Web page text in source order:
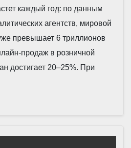
каждый год: по данным
агентств, мировой
превышает 6 триллионов
продаж в розничной
достигает 20–25%. При